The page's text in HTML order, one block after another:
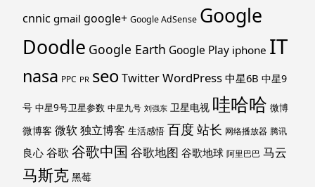
cnnic gmail google+ Google AdSense Google
Doodle Google Earth Google Play iphone IT
nasa PPC PR seoTwitterWordPress 中星6B 中星9
号 中星9号卫星参数 中星九号 刘强东 卫星电视 哇哈哈 微博
微博客 微软独立博客 生活感悟 百度 站长 网络播放器 腾讯
良心 谷歌 谷歌中国 谷歌地图 谷歌地球 阿里巴巴 马云
马斯克 黑莓